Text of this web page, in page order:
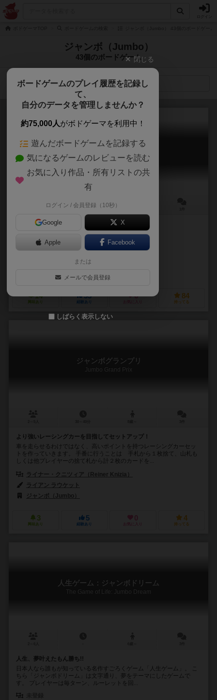
ジャンボ（Jumbo）
43個のボードゲーム
検索メニュー
ジャンボと仲間たち
Jumbo & Co
15分前後
作品説明文の編集者を募集中
デトレフ・ヴェント（Detlef Wendt）
フィオーレ GmbH（Fiore GmbH）
アバッカスシュピール（ABACUSSPIELE）
14
興味あり
55
経験あり
6 84
持ってる
ジャンボグランプリ
Jumbo Grand Prix
より強いレーシングカーを目指してセットアップ！
車を走らせるわけではなく、高いポイントを持つレーシングカーセッ
トを作っていきます。 手番に行うことは 手札から１枚捨て、山札も
しくは他プレイヤーの捨て札から計２枚のカードを...
ライナー・クニツィア（Reiner Knizia）
ライアン ラウケット
ジャンボ（Jumbo）
3
興味あり
5
経験あり
0
お気に入り
4
持ってる
人生ゲーム：ジャンボドリーム
The Game of Life: Jumbo Dream
人生、夢叶えたもん勝ち!!
日本人なら誰もが知っている名作すごろくゲーム「人生ゲーム」。 こ
ちら「ジャンボドリーム」は文字通り、夢をテーマにしたゲームで
す。 プレイヤーは毎ターン、ルーレットを回...
閉じる
ボードゲームのプレイ履歴を記録し
て、
自分のデータを管理しませんか？
約75,000人がボドゲーマを利用中！
遊んだボードゲームを記録する
気になるゲームのレビューを読む
お気に入り作品・所有リストの共
有
ログイン / 会員登録（10秒）
Google X
Apple Facebook
または
メールで会員登録
しばらく表示しない